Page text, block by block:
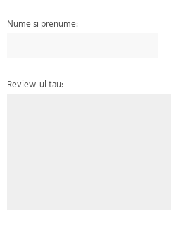
Nume si prenume:
Review-ul tau: